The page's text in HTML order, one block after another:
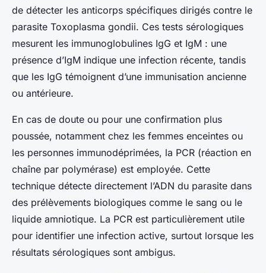
de détecter les anticorps spécifiques dirigés contre le
parasite Toxoplasma gondii. Ces tests sérologiques
mesurent les immunoglobulines IgG et IgM : une
présence d’IgM indique une infection récente, tandis
que les IgG témoignent d’une immunisation ancienne
ou antérieure.
En cas de doute ou pour une confirmation plus
poussée, notamment chez les femmes enceintes ou
les personnes immunodéprimées, la PCR (réaction en
chaîne par polymérase) est employée. Cette
technique détecte directement l’ADN du parasite dans
des prélèvements biologiques comme le sang ou le
liquide amniotique. La PCR est particulièrement utile
pour identifier une infection active, surtout lorsque les
résultats sérologiques sont ambigus.